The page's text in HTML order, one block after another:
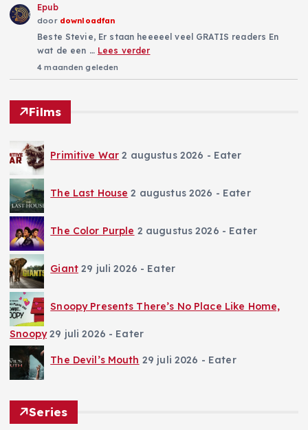
Epub
door downloadfan
Beste Stevie, Er staan heeeeel veel GRATIS readers En
wat de een … Lees verder
4 maanden geleden
Films
Primitive War 2 augustus 2026 - Eater
The Last House 2 augustus 2026 - Eater
The Color Purple 2 augustus 2026 - Eater
Giant 29 juli 2026 - Eater
Snoopy Presents There’s No Place Like Home,
Snoopy 29 juli 2026 - Eater
The Devil’s Mouth 29 juli 2026 - Eater
Series